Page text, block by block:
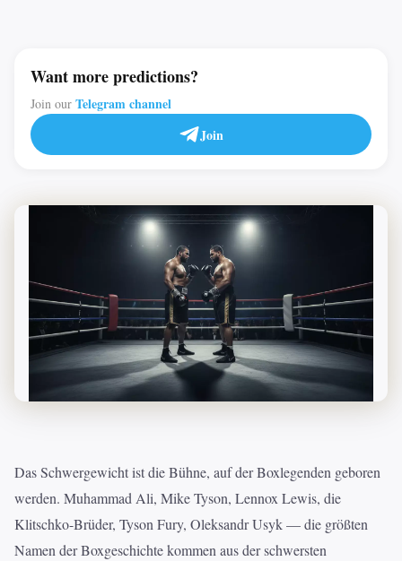
Want more predictions?
Join our Telegram channel
Join
Das Schwergewicht ist die Bühne, auf der Boxlegenden geboren
werden. Muhammad Ali, Mike Tyson, Lennox Lewis, die
Klitschko-Brüder, Tyson Fury, Oleksandr Usyk — die größten
Namen der Boxgeschichte kommen aus der schwersten